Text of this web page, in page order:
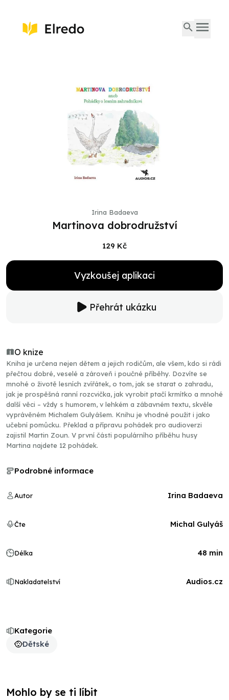
Irina Badaeva
Martinova dobrodružství
129 Kč
Vyzkoušej aplikaci
Přehrát ukázku
O knize
Kniha je určena nejen dětem a jejich rodičům, ale všem, kdo si rádi
přečtou dobré, veselé a zároveň i poučné příběhy. Dozvíte se
mnohé o životě lesních zvířátek, o tom, jak se starat o zahradu,
jak je prospěšná ranní rozcvička, jak vyrobit ptačí krmítko a mnohé
další věci – vždy s humorem, v lehkém a zábavném textu, skvěle
vyprávěném Michalem Gulyášem. Knihu je vhodné použit i jako
učební pomůcku. Překlad a přípravu pohádek pro audioverzi
zajistil Martin Zoun. V první části populárního příběhu husy
Martina najdete 12 pohádek.
Kategorie
Dětské
Podrobné informace
Autor Irina Badaeva
Čte Michal Gulyáš
Délka 48 min
Nakladatelství Audios.cz
Mohlo by se ti líbit